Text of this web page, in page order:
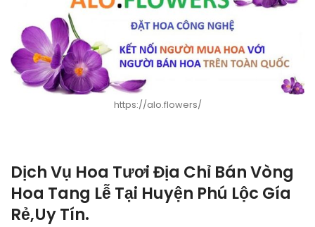
https://alo.flowers/
Dịch Vụ Hoa Tươi Địa Chỉ Bán Vòng
Hoa Tang Lễ Tại Huyện Phú Lộc Gía
Rẻ,Uy Tín.